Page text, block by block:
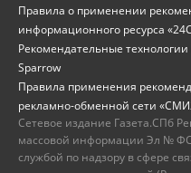
Правила о применении
информационного ресурса
Рекомендательные
Sparrow
Правила применения
рекламно-обменной сети
Сетевое издание Газета.СПб
массовой информации Эл №
службой по надзору в сфере